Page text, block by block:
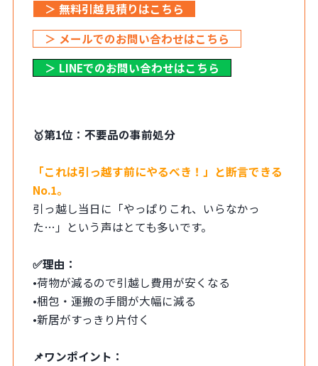
＞ 無料引越見積りはこちら
＞ メールでのお問い合わせはこちら
＞ LINEでのお問い合わせはこちら
🥇第1位：不要品の事前処分
「これは引っ越す前にやるべき！」と断言できる
No.1。
引っ越し当日に「やっぱりこれ、いらなかっ
た…」という声はとても多いです。
✅理由：
•荷物が減るので引越し費用が安くなる
•梱包・運搬の手間が大幅に減る
•新居がすっきり片付く
📌ワンポイント：